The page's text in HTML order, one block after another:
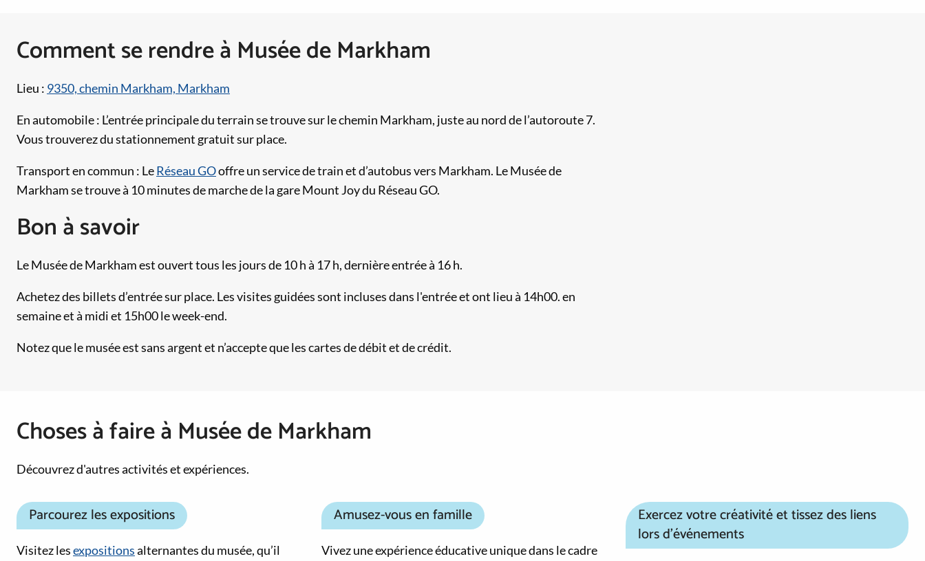
Comment se rendre à Musée de Markham
Lieu : 9350, chemin Markham, Markham
En automobile : L’entrée principale du terrain se trouve sur le chemin Markham, juste au nord de l’autoroute 7.
Vous trouverez du stationnement gratuit sur place.
Transport en commun : LeRéseau GOoffre un service de train et d’autobus vers Markham. Le Musée de
Markham se trouve à 10 minutes de marche de la gare Mount Joy du Réseau GO.
Bon à savoir
Le Musée de Markham est ouvert tous les jours de 10 h à 17 h, dernière entrée à 16 h.
Achetez des billets d’entrée sur place. Les visites guidées sont incluses dans l'entrée et ont lieu à 14h00. en
semaine et à midi et 15h00 le week-end.
Notez que le musée est sans argent et n’accepte que les cartes de débit et de crédit.
Choses à faire à Musée de Markham
Découvrez d'autres activités et expériences.
Parcourez les expositions
Visitez lesexpositionsalternantes du musée, qu’il
Amusez-vous en famille
Vivez une expérience éducative unique dans le cadre
Exercez votre créativité et tissez des liens
lors d’événements